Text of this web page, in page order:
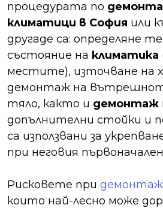
процедурата по
климатици в София или
другаде са: определяне
състояние на климатика
местите), източване на
демонтаж на
тяло, както и демонтаж
допълнителни стойки и
са използвани за
при неговия първоначален
Рисковете при
които най-лесно може